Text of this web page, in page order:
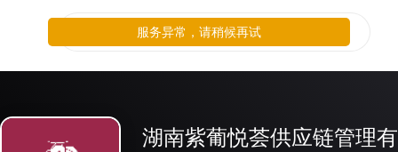
湖南紫葡悦荟供应链管理
服务异常，请稍候再试